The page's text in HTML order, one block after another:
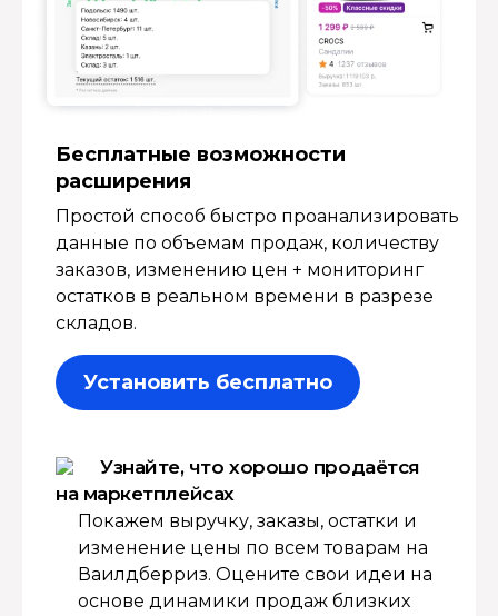
Бесплатные возмож­ности
расширения
Простой способ быстро проанализировать
данные по объемам продаж, количеству
заказов, изменению цен + мониторинг
остатков в реальном времени в разрезе
складов.
Установить бесплатно
Узнайте, что хорошо продаётся
на маркетплейсах
Покажем выручку, заказы, остатки и
изменение цены по всем товарам на
Ваилдберриз. Оцените свои идеи на
основе динамики продаж близких